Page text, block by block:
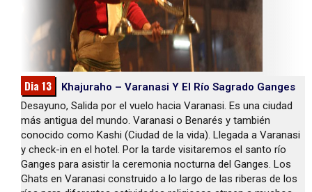
Dia 13
Khajuraho – Varanasi Y El Río Sagrado Ganges
Desayuno, Salida por el vuelo hacia Varanasi. Es una ciudad
más antigua del mundo. Varanasi o Benarés y también
conocido como Kashi (Ciudad de la vida). Llegada a Varanasi
y check-in en el hotel. Por la tarde visitaremos el santo río
Ganges para asistir la ceremonia nocturna del Ganges. Los
Ghats en Varanasi construido a lo largo de las riberas de los